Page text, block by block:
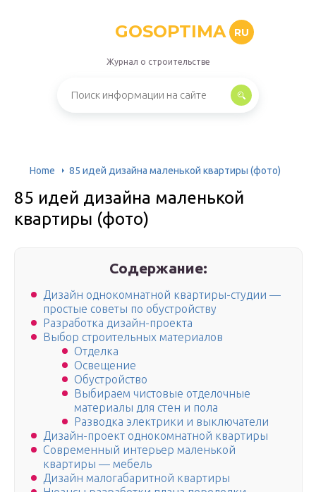
GOSOPTIMA RU
Журнал о строительстве
Home 85 идей дизайна маленькой квартиры (фото)
85 идей дизайна маленькой
квартиры (фото)
Содержание:
Дизайн однокомнатной квартиры-студии —
простые советы по обустройству
Разработка дизайн-проекта
Выбор строительных материалов
Отделка
Освещение
Обустройство
Выбираем чистовые отделочные
материалы для стен и пола
Разводка электрики и выключатели
Дизайн-проект однокомнатной квартиры
Современный интерьер маленькой
квартиры — мебель
Дизайн малогабаритной квартиры